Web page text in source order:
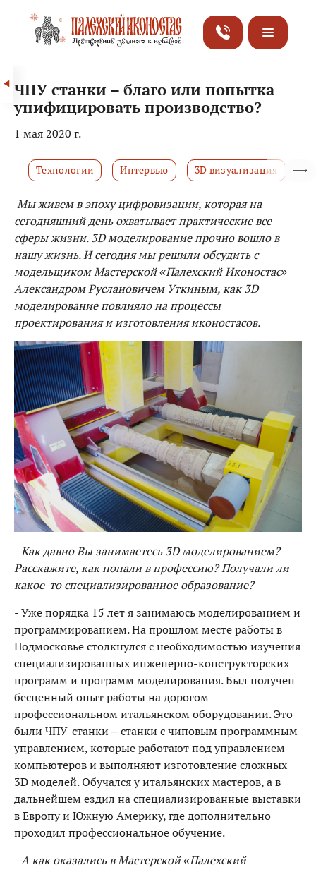
ЧПУ станки – благо или попытка
унифицировать производство?
1 мая 2020 г.
Технологии Интервью 3D визуализация
Мы живем в эпоху цифровизации, которая на
сегодняшний день охватывает практические все
сферы жизни. 3D моделирование прочно вошло в
нашу жизнь. И сегодня мы решили обсудить с
модельщиком Мастерской «Палехский Иконостас»
Александром Руслановичем Уткиным, как 3D
моделирование повлияло на процессы
проектирования и изготовления иконостасов.
- Как давно Вы занимаетесь 3D моделированием?
Расскажите, как попали в профессию? Получали ли
какое-то специализированное образование?
- Уже порядка 15 лет я занимаюсь моделированием и
программированием. На прошлом месте работы в
Подмосковье столкнулся с необходимостью изучения
специализированных инженерно-конструкторских
программ и программ моделирования. Был получен
бесценный опыт работы на дорогом
профессиональном итальянском оборудовании. Это
были ЧПУ-станки – станки с чиповым программным
управлением, которые работают под управлением
компьютеров и выполняют изготовление сложных
3D моделей. Обучался у итальянских мастеров, а в
дальнейшем ездил на специализированные выставки
в Европу и Южную Америку, где дополнительно
проходил профессиональное обучение.
- А как оказались в Мастерской «Палехский